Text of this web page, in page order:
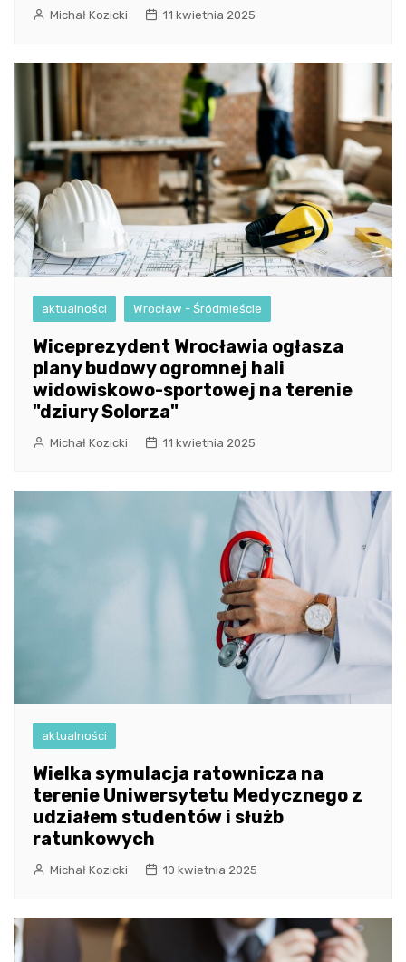
Michał Kozicki 11 kwietnia 2025
aktualności Wrocław - Śródmieście
Wiceprezydent Wrocławia ogłasza
plany budowy ogromnej hali
widowiskowo-sportowej na terenie
"dziury Solorza"
Michał Kozicki 11 kwietnia 2025
aktualności
Wielka symulacja ratownicza na
terenie Uniwersytetu Medycznego z
udziałem studentów i służb
ratunkowych
Michał Kozicki 10 kwietnia 2025